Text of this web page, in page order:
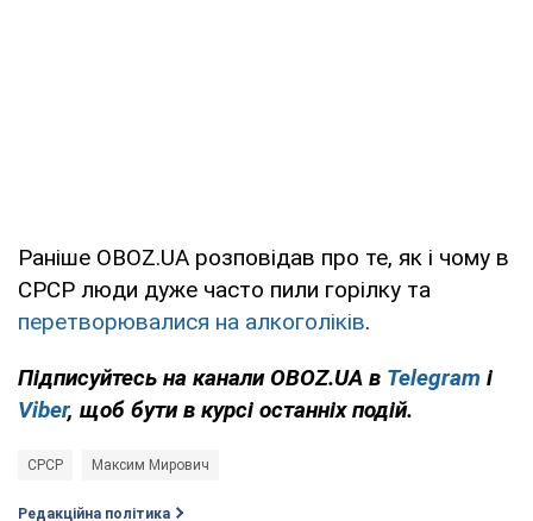
Раніше OBOZ.UA розповідав про те, як і чому в
СРСР люди дуже часто пили горілку та
перетворювалися на алкоголіків.
Підписуйтесь на канали OBOZ.UA в Telegram і
Viber, щоб бути в курсі останніх подій.
СРСР Максим Мирович
Редакційна політика